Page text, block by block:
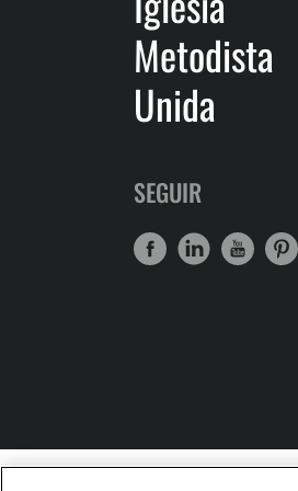
Metodista
Unida
SEGUIR